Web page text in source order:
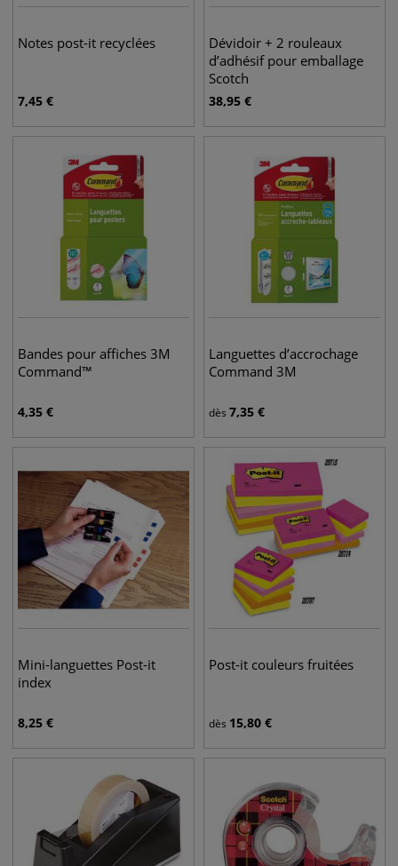
Notes post-it recyclées
7,45 €
Dévidoir + 2 rouleaux
d’adhésif pour emballage
Scotch
38,95 €
Bandes pour affiches 3M
Command™
4,35 €
Languettes d’accrochage
Command 3M
dès 7,35 €
Mini-languettes Post-it
index
8,25 €
Post-it couleurs fruitées
dès 15,80 €